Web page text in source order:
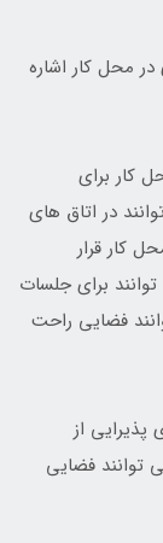
در محل کار اشاره
کار برای
در اتاق های
کار قرار
برای جلسات
فضایی راحت
پذیرایی از
توانند فضایی